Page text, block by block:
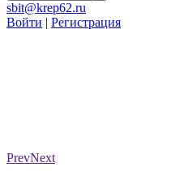
sbit@krep62.ru
Войти | Регистрация
PrevNext